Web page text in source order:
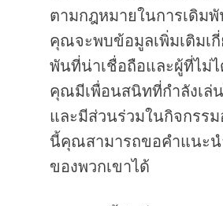
ตามกฎหมายในการเดิม
คุณจะพบข้อมูลเพิ่มเติมเ
พันที่น่าเชื่อถือและผู้ที่ไม่ไ
คุณมีเพื่อนสนิทที่กำลังเล่
และมีส่วนร่วมในกิจกรร
นี้คุณสามารถขอคำแนะน
ของพวกเขาได้